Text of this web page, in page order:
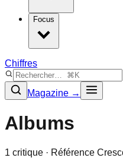
Focus
Chiffres
Magazine →
Albums
1 critique · Référence